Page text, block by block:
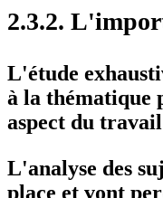
2.3.2.
L'étude
à la thématique
aspect du
L'analyse des
place et vont